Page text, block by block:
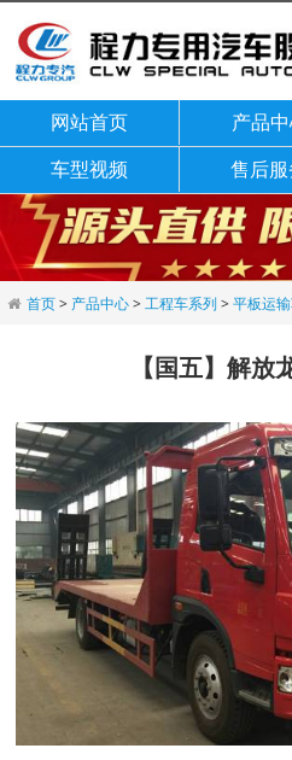
网站首页 产品
车型视频
售后
首页> 产品中心>工程车系列>平板运
【国五】解放